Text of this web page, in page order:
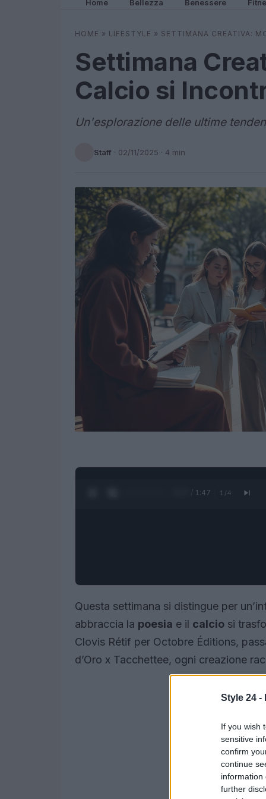
Style 24 -
If you wish
sensitive
confirm
continue
information
further
Home Bellezza Benessere
HOME » LIFESTYLE » SETTIMANA CREATIVA:
Settimana
Calcio si
Un'esplorazione delle ultime
Staff · 02/11/2025 · 4 min
0:28 / 1:47 1 /4
Questa settimana si distingue per
abbraccia la poesia e il calcio si
Clovis Rétif per Octobre Éditions,
d’Oro x Tacchettee, ogni creazione